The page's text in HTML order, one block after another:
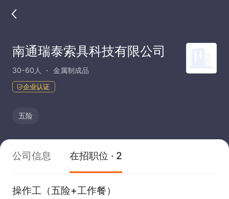
南通瑞泰索具科技有限公司
30-60人 金属制成品
企业认证
五险
公司信息 在招职位 · 2
操作工（五险+工作餐）